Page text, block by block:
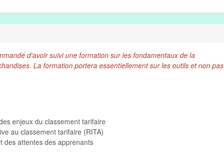
d'avoir suivi une formation sur les fondamentaux de la
La formation portera essentiellement sur les outils et non
enjeux du classement tarifaire
au classement tarifaire (RITA)
des attentes des apprenants